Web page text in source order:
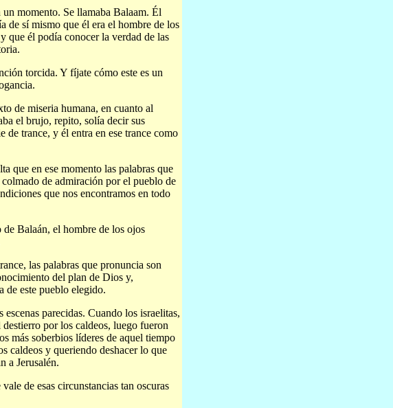
momento. Se llamaba Balaam. Él
de sí mismo que él era el hombre de los
que él podía conocer la verdad de las
torcida. Y fíjate cómo este es un
de miseria humana, en cuanto al
el brujo, repito, solía decir sus
de trance, y él entra en ese trance como
que en ese momento las palabras que
de admiración por el pueblo de
que nos encontramos en todo
Balaán, el hombre de los ojos
las palabras que pronuncia son
del plan de Dios y,
de este pueblo elegido.
parecidas. Cuando los israelitas,
por los caldeos, luego fueron
más soberbios líderes de aquel tiempo
caldeos y queriendo deshacer lo que
a Jerusalén.
de esas circunstancias tan oscuras